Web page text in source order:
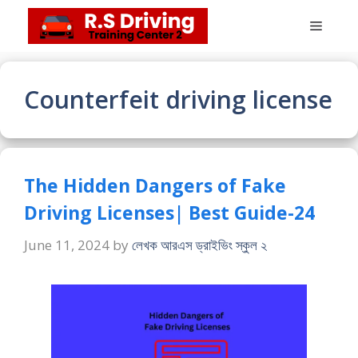
content
Menu
Counterfeit driving license
The Hidden Dangers of Fake
Driving Licenses| Best Guide-24
June 11, 2024 by লেখক আরএস ড্রাইভিং স্কুল ২